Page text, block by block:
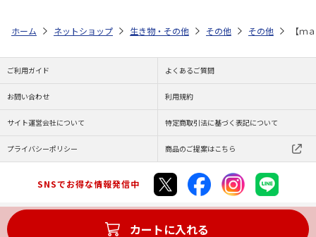
カートに入れる
ホーム ネットショップ 生き物・その他 その他 その他 【ｍ
ご利用ガイド よくあるご質問
お問い合わせ 利用規約
サイト運営会社について 特定商取引法に基づく表記について
プライバシーポリシー 商品のご提案はこちら
SNSでお得な情報発信中